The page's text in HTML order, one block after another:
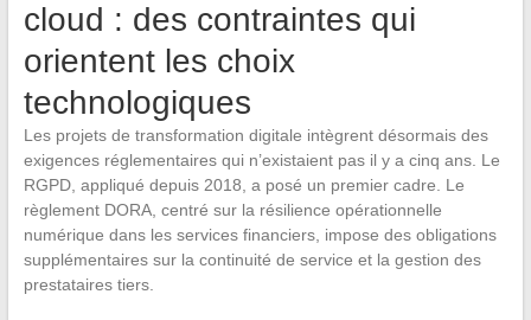
cloud : des contraintes qui
orientent les choix
technologiques
Les projets de transformation digitale intègrent désormais des
exigences réglementaires qui n’existaient pas il y a cinq ans. Le
RGPD, appliqué depuis 2018, a posé un premier cadre. Le
règlement DORA, centré sur la résilience opérationnelle
numérique dans les services financiers, impose des obligations
supplémentaires sur la continuité de service et la gestion des
prestataires tiers.